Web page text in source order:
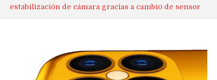
estabilización de cámara gracias a cambio de sensor